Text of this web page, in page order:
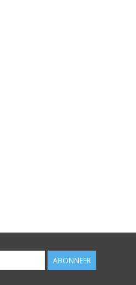
ABONNEER